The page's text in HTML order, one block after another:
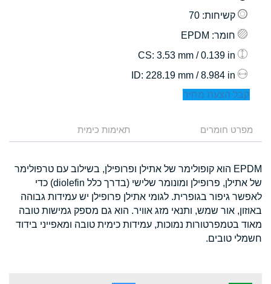
קשיחות: 70
חומר: EPDM
: 3.53 mm / 0.139 in
: 228.19 mm / 8.984 in
קבל הצעת מחיר
מפרט חומרים תאימות כימית
EPDM הוא קופולימר של אתילן ופרופילן, בשילוב עם טרפולימר
של אתילן, פרופילן ומונומר שלישי (בדרך כלל diolefin) כדי
לאפשר גיפור בגופרית. לגומי אתילן פרופילן יש עמידות גבוהה
באוזון, אור שמש, ותנאי מזג אוויר. הוא גם מספק גמישות טובה
מאוד בטמפרטורות נמוכות, עמידות כימית טובה ומאפייני בידוד
חשמלי טובים.